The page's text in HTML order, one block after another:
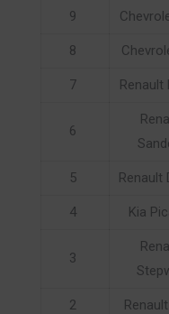
9
8
7 Renault
6
5 Renault
4 Kia
3
2